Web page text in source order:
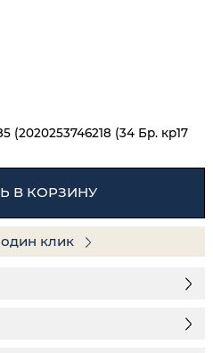
(2020253746218 (34 Бр. кр17
В КОРЗИНУ
клик